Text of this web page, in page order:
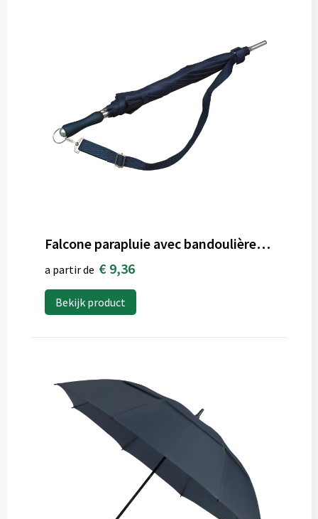
Falcone parapluie avec bandoulière, 10 panneaux
a partir de € 9,36
Bekijk product